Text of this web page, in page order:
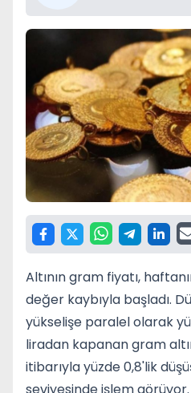
Altının gram fiyatı,
değer kaybıyla başladı.
yükselişe paralel olarak
liradan kapanan gram
itibarıyla yüzde 0,8'lik